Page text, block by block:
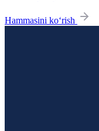
Hammasini ko‘rish